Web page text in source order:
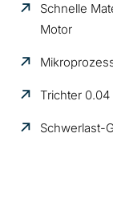
Schnelle
Motor
Trichter
Schwerlast-